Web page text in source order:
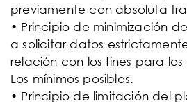
previamente con absoluta
• Principio de minimización
a solicitar datos
relación con los fines para
Los mínimos posibles.
• Principio de limitación del